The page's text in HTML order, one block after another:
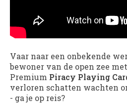
Vaar naar een onbekende
bewoner van de open zee
Premium Piracy Playing
verloren schatten wachten
- ga je op reis?